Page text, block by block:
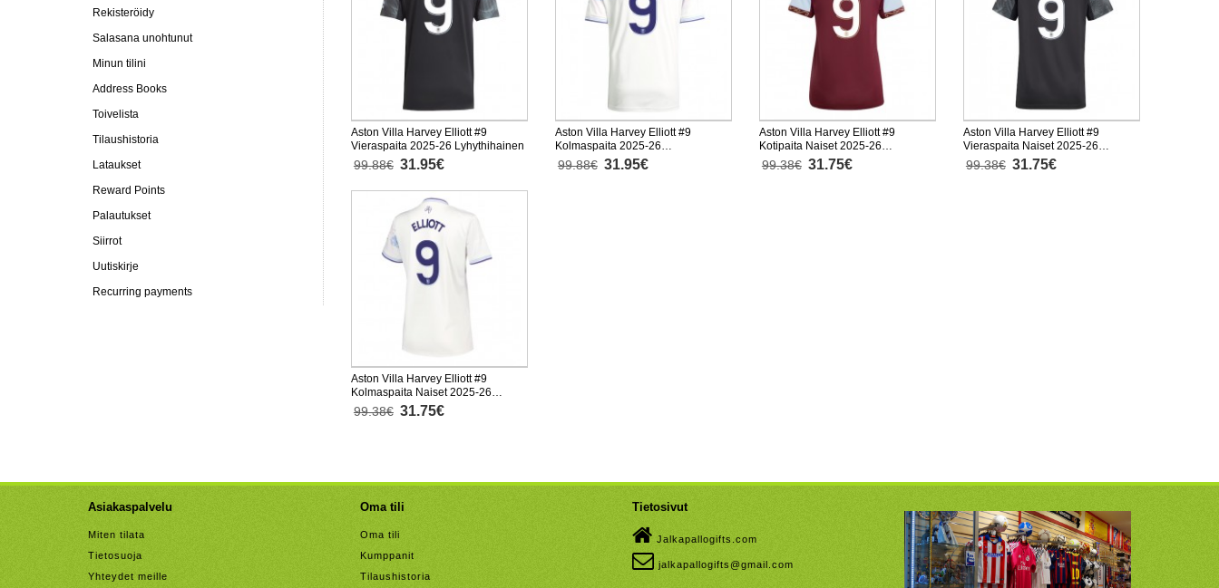
Rekisteröidy
Salasana unohtunut
Minun tilini
Address Books
Toivelista
Tilaushistoria
Lataukset
Reward Points
Palautukset
Siirrot
Uutiskirje
Recurring payments
Aston Villa Harvey Elliott #9
Vieraspaita 2025-26 Lyhythihainen
99.88€ 31.95€
Aston Villa Harvey Elliott #9
Kolmaspaita 2025-26
Lyhythihainen
99.88€ 31.95€
Aston Villa Harvey Elliott #9
Kotipaita Naiset 2025-26
Lyhythihainen
99.38€ 31.75€
Aston Villa Harvey Elliott #9
Vieraspaita Naiset 2025-26
Lyhythihainen
99.38€ 31.75€
Aston Villa Harvey Elliott #9
Kolmaspaita Naiset 2025-26
Lyhythihainen
99.38€ 31.75€
Asiakaspalvelu
Miten tilata
Tietosuoja
Yhteydet meille
Oma tili
Oma tili
Kumppanit
Tilaushistoria
Tietosivut
Jalkapallogifts.com
jalkapallogifts@gmail.com